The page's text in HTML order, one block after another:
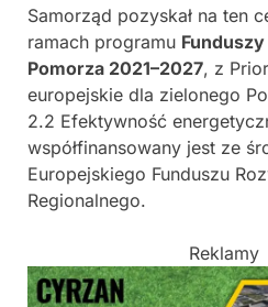
Samorząd pozyskał na ten
ramach programu
Pomorza 2021–2027, z
europejskie dla zielonego
2.2 Efektywność
współfinansowany jest ze
Europejskiego Funduszu
Regionalnego.
Reklamy